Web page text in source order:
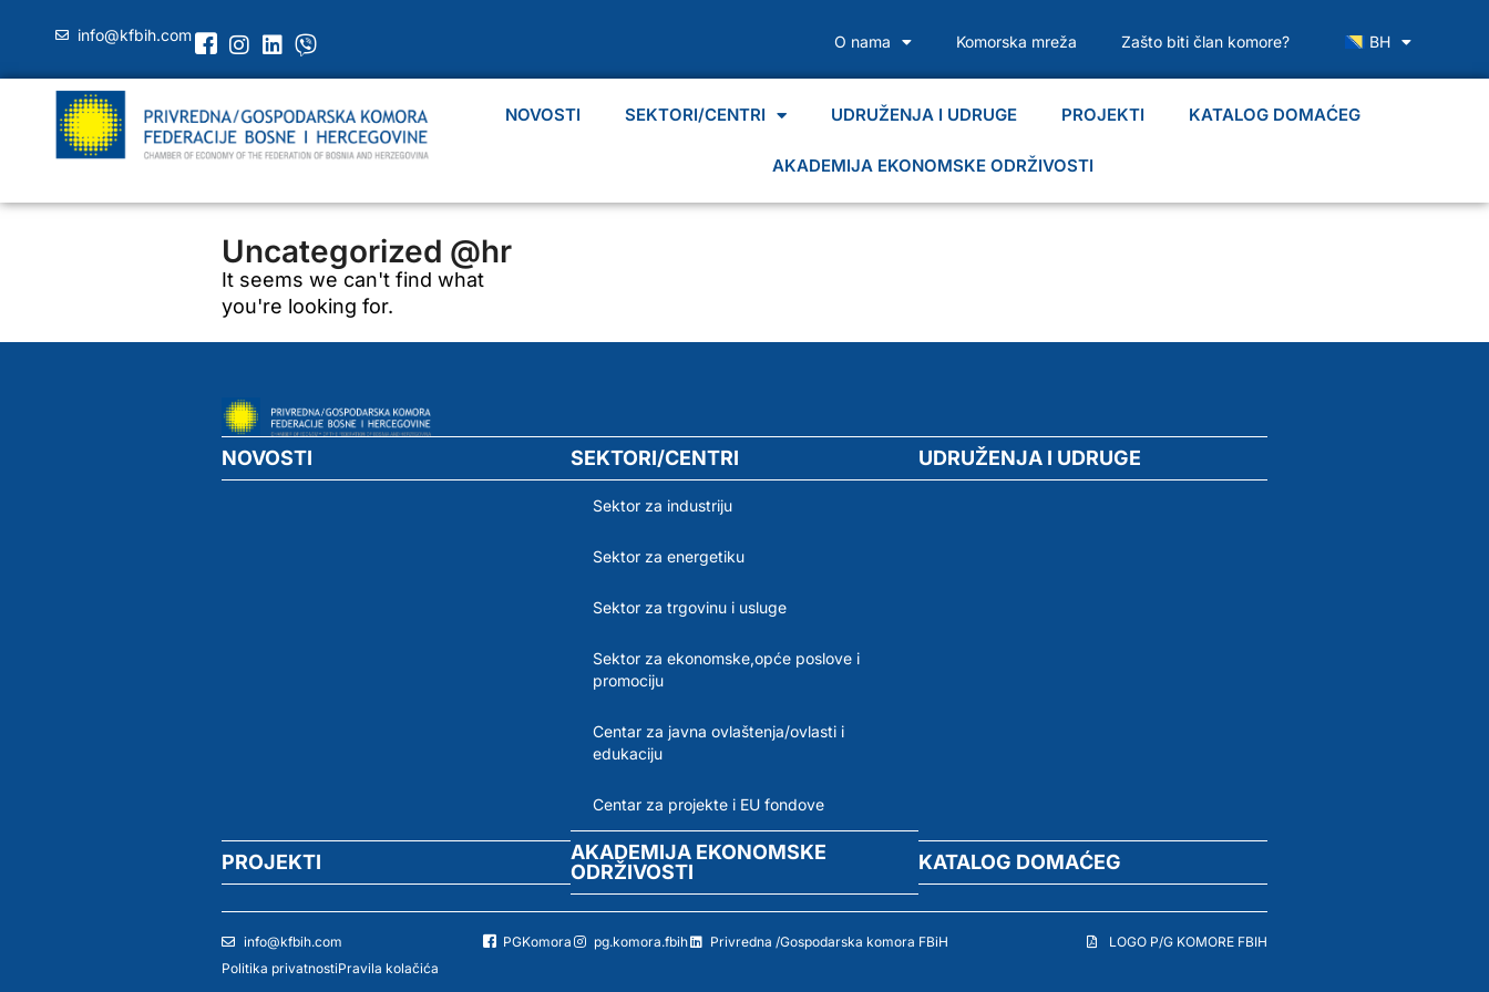
info@kfbih.com O nama Komorska mreža Zašto biti član komore? BH
NOVOSTI SEKTORI/CENTRI UDRUŽENJA I UDRUGE PROJEKTI KATALOG DOMAĆEG
AKADEMIJA EKONOMSKE ODRŽIVOSTI
Uncategorized @hr
It seems we can't find what
you're looking for.
NOVOSTI SEKTORI/CENTRI
Sektor za industriju
Sektor za energetiku
Sektor za trgovinu i usluge
Sektor za ekonomske,opće poslove i
promociju
Centar za javna ovlaštenja/ovlasti i
edukaciju
Centar za projekte i EU fondove
UDRUŽENJA I UDRUGE
PROJEKTI
AKADEMIJA EKONOMSKE
ODRŽIVOSTI
KATALOG DOMAĆEG
info@kfbih.com PGKomora pg.komora.fbih Privredna /Gospodarska komora FBiH
LOGO P/G KOMORE FBIH
Politika privatnostiPravila kolačića